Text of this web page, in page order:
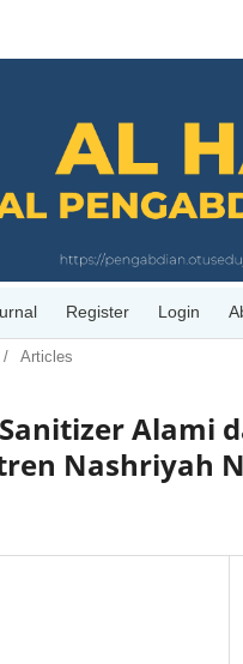
Register Login
/ Articles
Alami
Nashriyah